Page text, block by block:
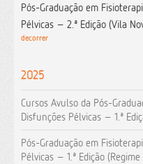
Pós-Graduação em
Pélvicas – 2.ª Edição (Vila
decorrer
2025
Cursos Avulso da Pós-
Disfunções Pélvicas – 1.ª
Pós-Graduação em
Pélvicas – 1.ª Edição